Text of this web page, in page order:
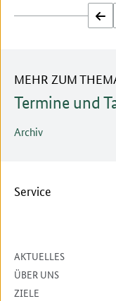
MEHR ZUM
Termine und
Archiv
Service
AKTUELLES
ÜBER UNS
ZIELE